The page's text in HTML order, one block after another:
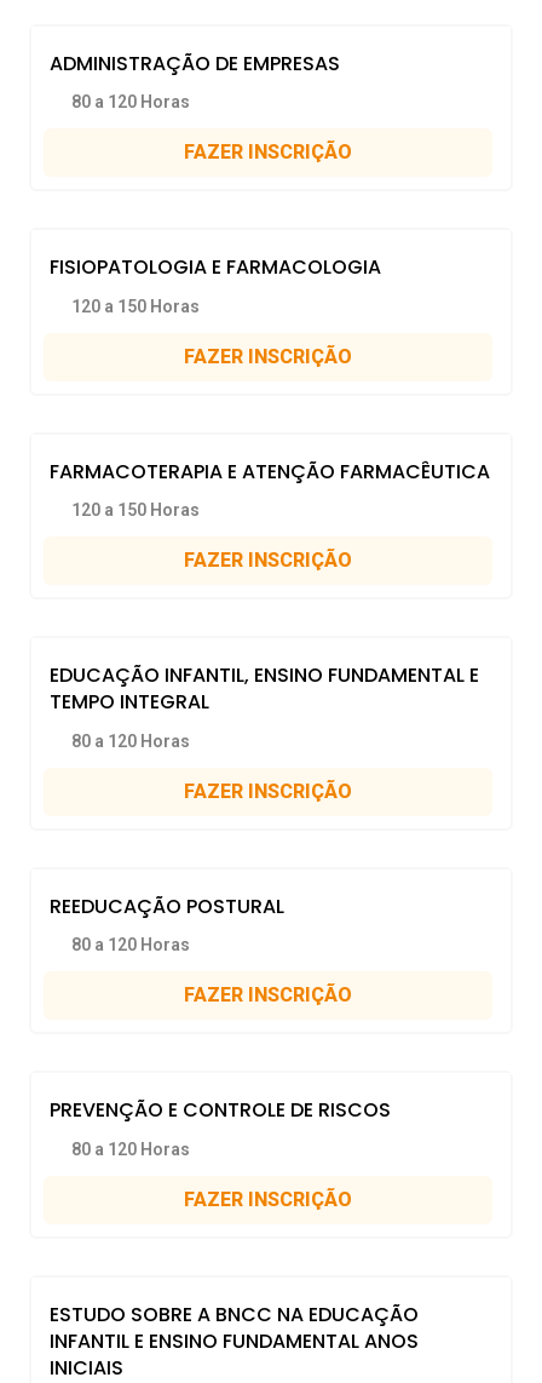
ADMINISTRAÇÃO DE EMPRESAS
80 a 120 Horas
FAZER INSCRIÇÃO
FISIOPATOLOGIA E FARMACOLOGIA
120 a 150 Horas
FAZER INSCRIÇÃO
FARMACOTERAPIA E ATENÇÃO FARMACÊUTICA
120 a 150 Horas
FAZER INSCRIÇÃO
EDUCAÇÃO INFANTIL, ENSINO FUNDAMENTAL E
TEMPO INTEGRAL
80 a 120 Horas
FAZER INSCRIÇÃO
REEDUCAÇÃO POSTURAL
80 a 120 Horas
FAZER INSCRIÇÃO
PREVENÇÃO E CONTROLE DE RISCOS
80 a 120 Horas
FAZER INSCRIÇÃO
ESTUDO SOBRE A BNCC NA EDUCAÇÃO
INFANTIL E ENSINO FUNDAMENTAL ANOS
INICIAIS